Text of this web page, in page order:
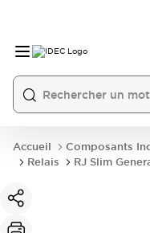
Accueil Composants
Relais
RJ Slim